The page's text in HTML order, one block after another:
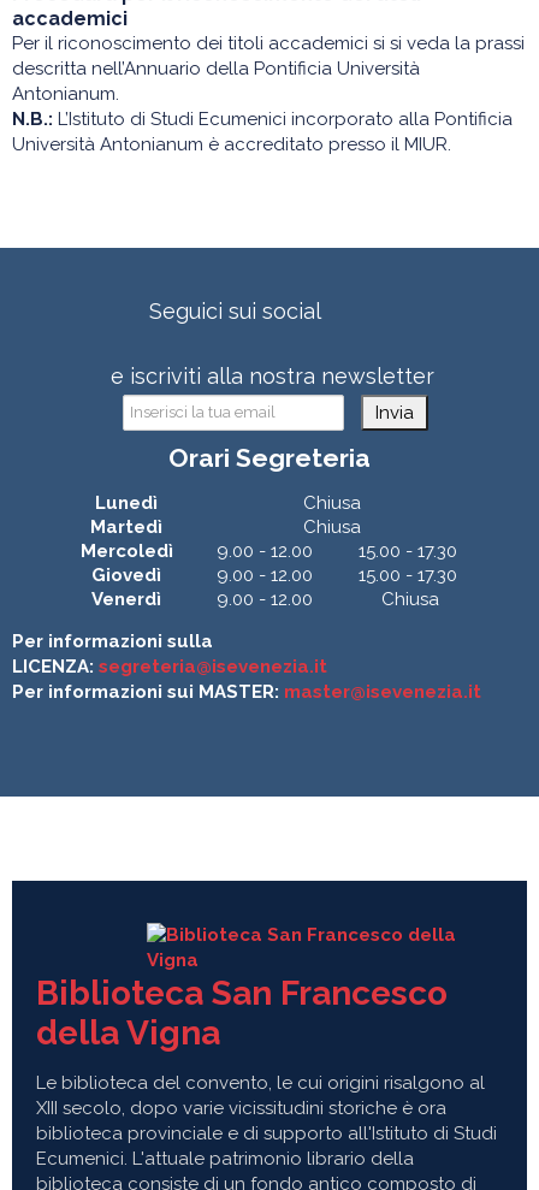
accademici
Per il riconoscimento dei titoli accademici si si veda la prassi
descritta nell’Annuario della Pontificia Università
Antonianum.
N.B.: L’Istituto di Studi Ecumenici incorporato alla Pontificia
Università Antonianum è accreditato presso il MIUR.
Seguici sui social
e iscriviti alla nostra newsletter
Invia
Orari Segreteria
Lunedì
Chiusa
Martedì
Chiusa
Mercoledì
9.00 - 12.00
15.00 - 17.30
Giovedì
9.00 - 12.00
15.00 - 17.30
Venerdì
9.00 - 12.00
Chiusa
Per informazioni sulla
LICENZA: segreteria@isevenezia.it
Per informazioni sui MASTER: master@isevenezia.it
Biblioteca San Francesco
della Vigna
Le biblioteca del convento, le cui origini risalgono al
XIII secolo, dopo varie vicissitudini storiche è ora
biblioteca provinciale e di supporto all'Istituto di Studi
Ecumenici. L'attuale patrimonio librario della
biblioteca consiste di un fondo antico composto di